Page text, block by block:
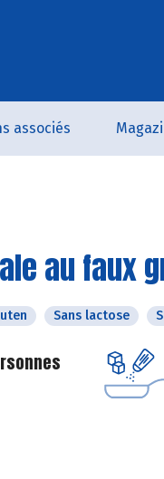
associés
au faux
Sans lactose